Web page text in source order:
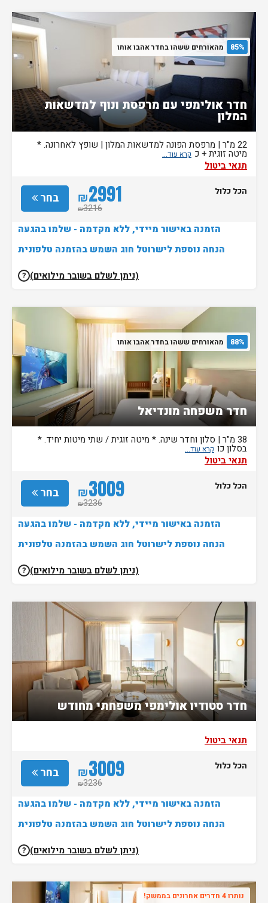
85% מהאורחים ששהו בחדר אהבו אותו
חדר אולימפי עם מרפסת ונוף למדשאות
המלון
22 מ"ר | מרפסת הפונה למדשאות המלון | שופץ לאחרונה. *
מיטה זוגית + כ
תנאי ביטול
בחר ₪2991
₪3216
הכל כלול
הזמנה באישור מיידי, ללא מקדמה - שלמו בהגעה
הנחה נוספת לישרוטל חוג השמש בהזמנה טלפונית
(ניתן לשלם בשובר מילואים) ?
88% מהאורחים ששהו בחדר אהבו אותו
חדר משפחה מונדיאל
38 מ"ר | סלון וחדר שינה. * מיטה זוגית / שתי מיטות יחיד. *
בסלון כו
תנאי ביטול
בחר ₪3009
₪3236
הכל כלול
הזמנה באישור מיידי, ללא מקדמה - שלמו בהגעה
הנחה נוספת לישרוטל חוג השמש בהזמנה טלפונית
(ניתן לשלם בשובר מילואים) ?
חדר סטודיו אולימפי משפחתי מחודש
תנאי ביטול
בחר ₪3009
₪3236
הכל כלול
הזמנה באישור מיידי, ללא מקדמה - שלמו בהגעה
הנחה נוספת לישרוטל חוג השמש בהזמנה טלפונית
(ניתן לשלם בשובר מילואים) ?
נותרו 4 חדרים אחרונים בממשק!